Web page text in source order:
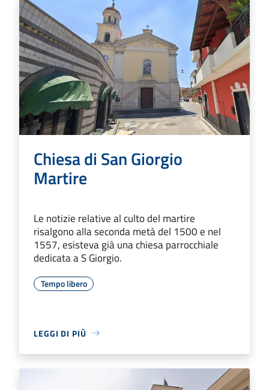
Chiesa di San Giorgio
Martire
Le notizie relative al culto del martire
risalgono alla seconda metà del 1500 e nel
1557, esisteva già una chiesa parrocchiale
dedicata a S Giorgio.
Tempo libero
LEGGI DI PIÙ